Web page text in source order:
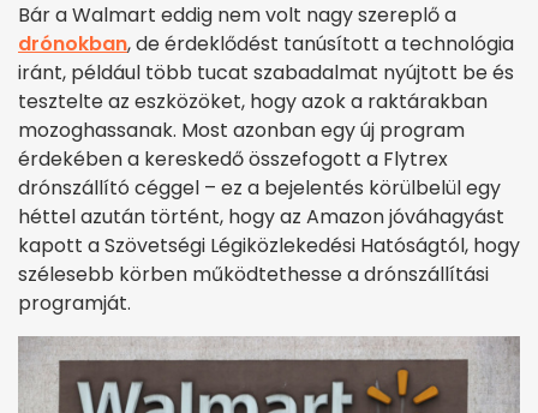
Bár a Walmart eddig nem volt nagy szereplő a
drónokban, de érdeklődést tanúsított a technológia
iránt, például több tucat szabadalmat nyújtott be és
tesztelte az eszközöket, hogy azok a raktárakban
mozoghassanak. Most azonban egy új program
érdekében a kereskedő összefogott a Flytrex
drónszállító céggel – ez a bejelentés körülbelül egy
héttel azután történt, hogy az Amazon jóváhagyást
kapott a Szövetségi Légiközlekedési Hatóságtól, hogy
szélesebb körben működtethesse a drónszállítási
programját.